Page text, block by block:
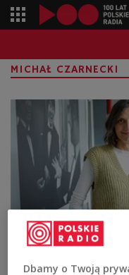
MICHAŁ CZARNECKI
Dbamy o Twoją